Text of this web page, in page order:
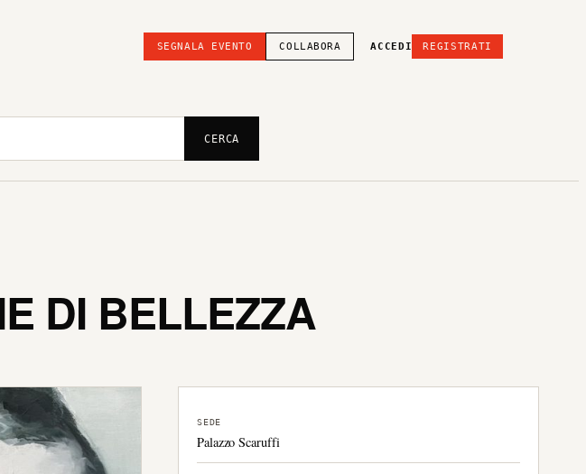
SEGNALA EVENTO COLLABORA ACCEDI REGISTRATI
CERCA
DI BELLEZZA
SEDE
Palazzo Scaruffi